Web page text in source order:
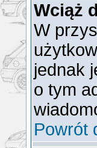
Wciąż
W
jednak
o tym
Powrót